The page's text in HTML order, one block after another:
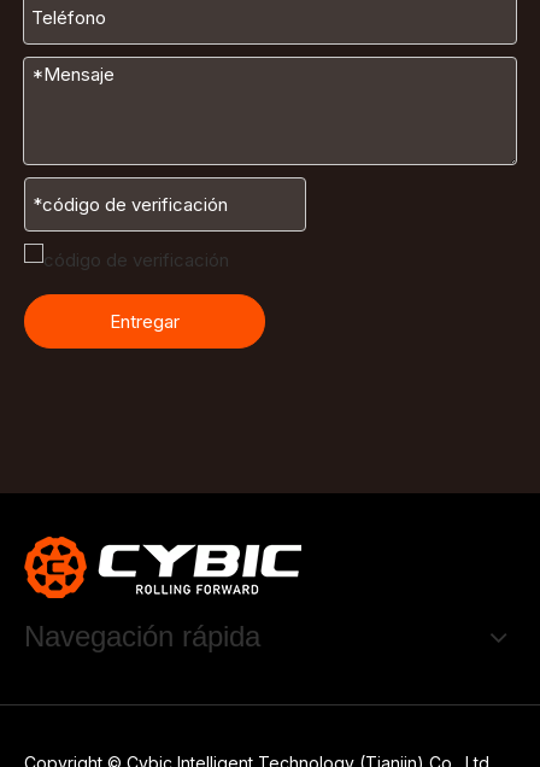
Entregar
Navegación rápida
Copyright © Cybic Intelligent Technology (Tianjin) Co., Ltd.